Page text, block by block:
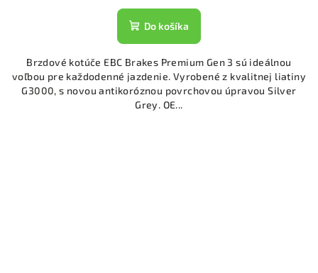
Do košíka
Brzdové kotúče EBC Brakes Premium Gen 3 sú ideálnou
voľbou pre každodenné jazdenie. Vyrobené z kvalitnej liatiny
G3000, s novou antikoróznou povrchovou úpravou Silver
Grey. OE...